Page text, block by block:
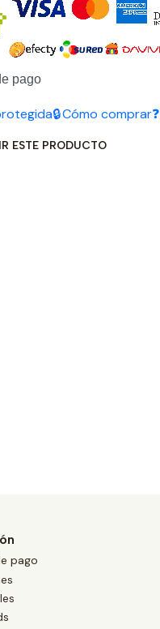
pago
Cómo comprar❓
ESTE PRODUCTO
pago